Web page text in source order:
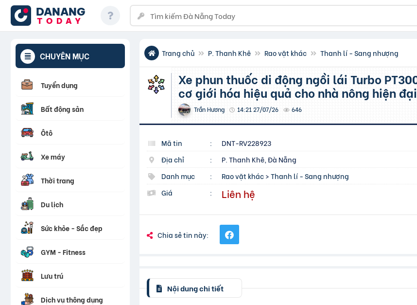
DANANG
TODAY
CHUYÊN MỤC
Tuyển dụng
Bất động sản
Ôtô
Xe máy
Thời trang
Du lịch
Sức khỏe - Sắc đẹp
GYM - Fitness
Lưu trú
Dịch vụ thông dụng
Trang chủ P. Thanh Khê Rao vặt khác Thanh lí - Sang nhượng
Xe phun thuốc di động ngồi lái Turbo PT300 – Giải pháp
cơ giới hóa hiệu quả cho nhà nông hiện đại
Trần Hương 14:21 27/07/26 646
Mã tin :
DNT-RV228923
Địa chỉ
:
P. Thanh Khê, Đà Nẵng
Danh mục
: Rao vặt khác>Thanh lí - Sang nhượng
Giá
: Liên hệ
Chia sẻ tin này:
Nội dung chi tiết